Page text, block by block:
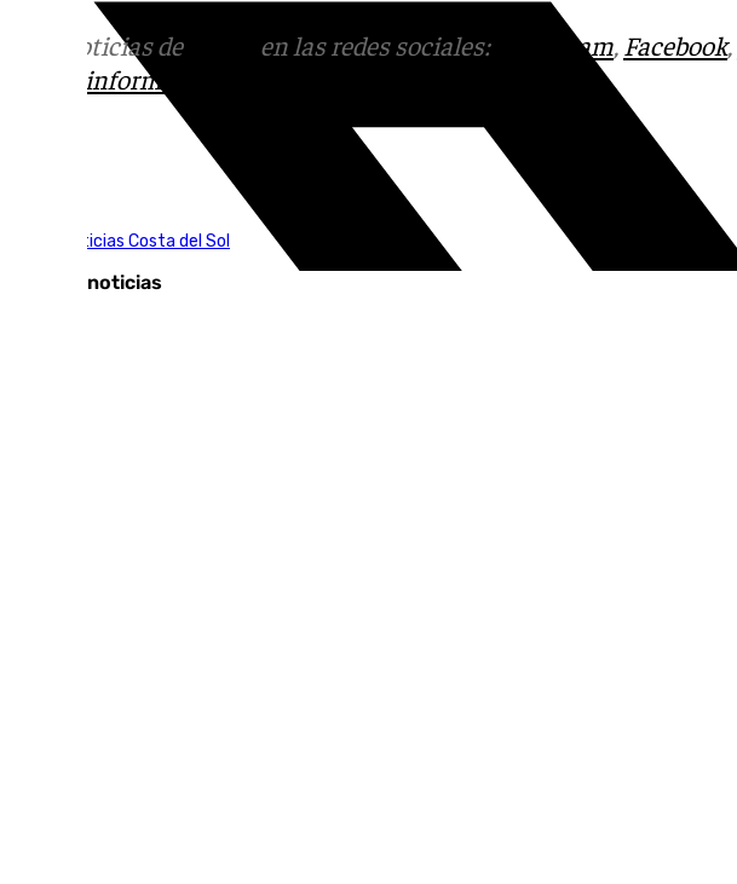
Más noticias de en las redes sociales: Instagram, Facebook,
informativos@101tv.es
101TV Noticias Costa del Sol
Últimas noticias